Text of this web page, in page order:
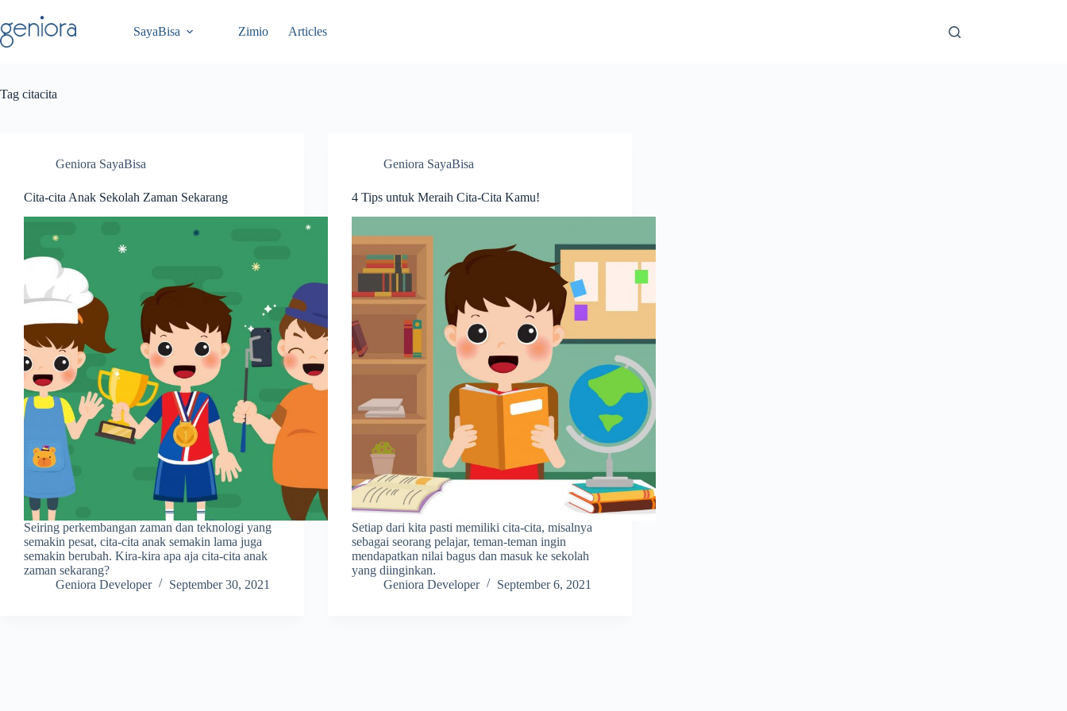
to
content
SayaBisa Zimio Articles
Tag citacita
Geniora SayaBisa
Cita-cita Anak Sekolah Zaman Sekarang
Seiring perkembangan zaman dan teknologi yang
semakin pesat, cita-cita anak semakin lama juga
semakin berubah. Kira-kira apa aja cita-cita anak
zaman sekarang?
Geniora Developer
September 30, 2021
Geniora SayaBisa
4 Tips untuk Meraih Cita-Cita Kamu!
Setiap dari kita pasti memiliki cita-cita, misalnya
sebagai seorang pelajar, teman-teman ingin
mendapatkan nilai bagus dan masuk ke sekolah
yang diinginkan.
Geniora Developer
September 6, 2021